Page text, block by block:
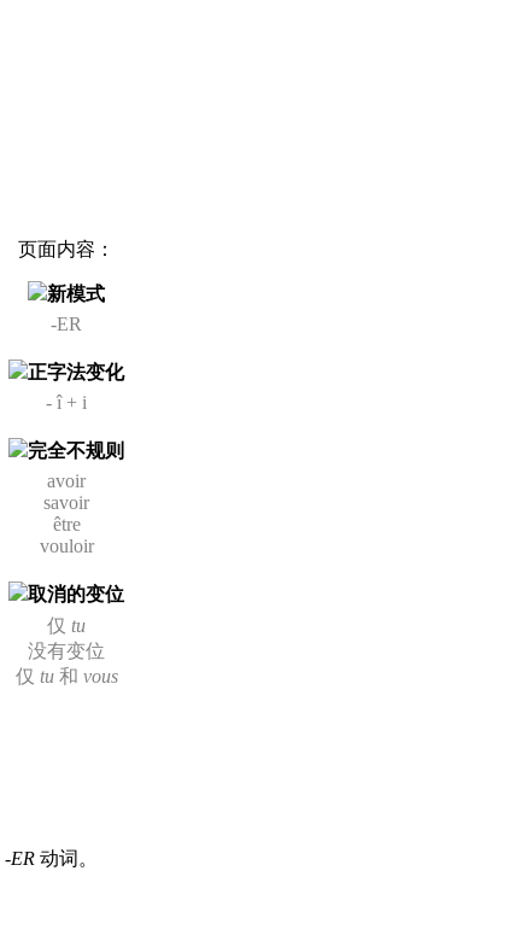
页面内容：
新模式
-ER
正字法变化
- î + i
完全不规则
avoir
savoir
être
vouloir
取消的变位
仅 tu
没有变位
仅 tu和 vous
-ER 动词。